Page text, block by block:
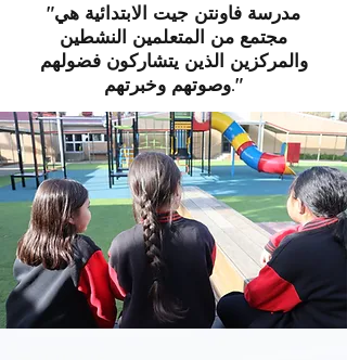
"مدرسة فاونتن جيت الابتدائية هي
مجتمع من المتعلمين النشطين
والمركزين الذين يتشاركون فضولهم
وصوتهم وخبرتهم."